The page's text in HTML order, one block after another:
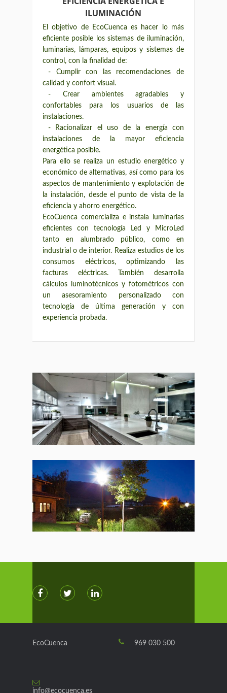
ILUMINACIÓN
El objetivo de EcoCuenca es hacer lo más
eficiente posible los sistemas de iluminación,
luminarias, lámparas, equipos y sistemas de
control, con la finalidad de:
- Cumplir con las recomendaciones de
calidad y confort visual.
- Crear ambientes agradables y
confortables para los usuarios de las
instalaciones.
- Racionalizar el uso de la energía con
instalaciones de la mayor eficiencia
energética posible.
Para ello se realiza un estudio energético y
económico de alternativas, así como para los
aspectos de mantenimiento y explotación de
la instalación, desde el punto de vista de la
eficiencia y ahorro energético.
EcoCuenca comercializa e instala luminarias
eficientes con tecnología Led y MicroLed
tanto en alumbrado público, como en
industrial o de interior. Realiza estudios de los
consumos eléctricos, optimizando las
facturas eléctricas. También desarrolla
cálculos luminotécnicos y fotométricos con
un asesoramiento personalizado con
tecnología de última generación y con
experiencia probada.
EcoCuenca 969 030 500
info@ecocuenca.es